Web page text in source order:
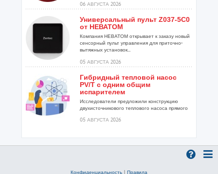
06 АВГУСТА 2026
Универсальный пульт Z037-5C0
от НЕВАТОМ
Компания НЕВАТОМ открывает к заказу новый
сенсорный пульт управления для приточно-
вытяжных установок...
05 АВГУСТА 2026
Гибридный тепловой насос
PV/T с одним общим
испарителем
Исследователи предложили конструкцию
двухисточникового теплового насоса прямого
05 АВГУСТА 2026
Конфиденциальность | Правила